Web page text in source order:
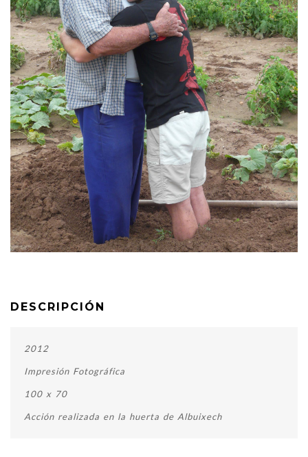
DESCRIPCIÓN
2012
Impresión Fotográfica
100 x 70
Acción realizada en la huerta de Albuixech